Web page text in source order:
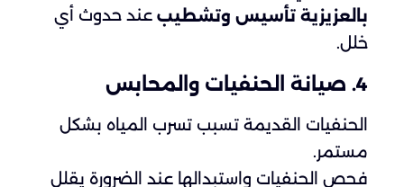
بالعزيزية تأسيس وتشطيب عند حدوث أي
خلل.
4. صيانة الحنفيات والمحابس
الحنفيات القديمة تسبب تسرب المياه بشكل
مستمر.
فحص الحنفيات واستبدالها عند الضرورة يقلل